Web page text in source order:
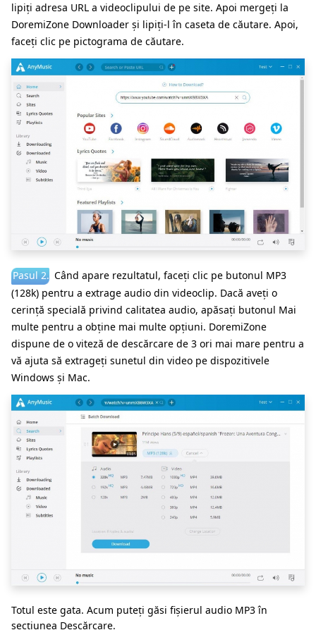
lipiți adresa URL a videoclipului de pe site. Apoi mergeți la
DoremiZone Downloader și lipiți-l în caseta de căutare. Apoi,
faceți clic pe pictograma de căutare.
Pasul 2. Când apare rezultatul, faceți clic pe butonul MP3
(128k) pentru a extrage audio din videoclip. Dacă aveți o
cerință specială privind calitatea audio, apăsați butonul Mai
multe pentru a obține mai multe opțiuni. DoremiZone
dispune de o viteză de descărcare de 3 ori mai mare pentru a
vă ajuta să extrageți sunetul din video pe dispozitivele
Windows și Mac.
Totul este gata. Acum puteți găsi fișierul audio MP3 în
secțiunea Descărcare.